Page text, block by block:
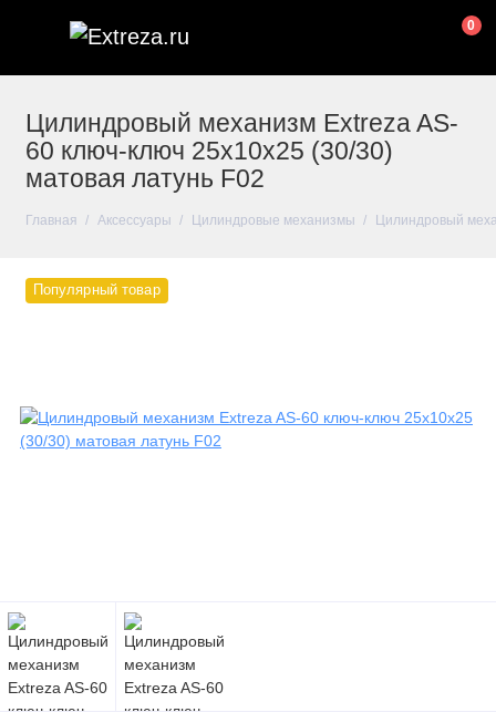
0
Цилиндровый механизм Extreza AS-
60 ключ-ключ 25x10x25 (30/30)
матовая латунь F02
Главная Аксессуары Цилиндровые механизмы Цилиндровый
Популярный товар